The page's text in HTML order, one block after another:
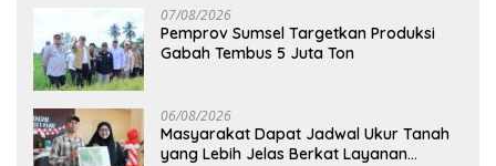
07/08/2026
Pemprov Sumsel Targetkan Produksi
Gabah Tembus 5 Juta Ton
06/08/2026
Masyarakat Dapat Jadwal Ukur Tanah
yang Lebih Jelas Berkat Layanan